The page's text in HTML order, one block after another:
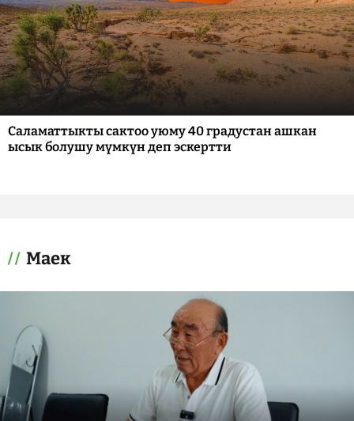
Саламаттыкты сактоо уюму 40 градустан ашкан
ысык болушу мүмкүн деп эскертти
Маек